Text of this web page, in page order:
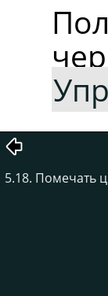
5.18. Помечать